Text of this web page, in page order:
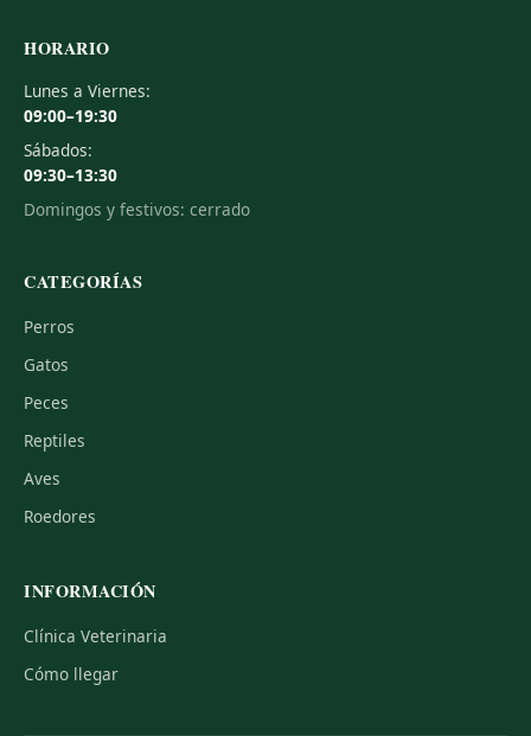
HORARIO
Lunes a Viernes:
09:00–19:30
Sábados:
09:30–13:30
Domingos y festivos: cerrado
CATEGORÍAS
Perros
Gatos
Peces
Reptiles
Aves
Roedores
INFORMACIÓN
Clínica Veterinaria
Cómo llegar